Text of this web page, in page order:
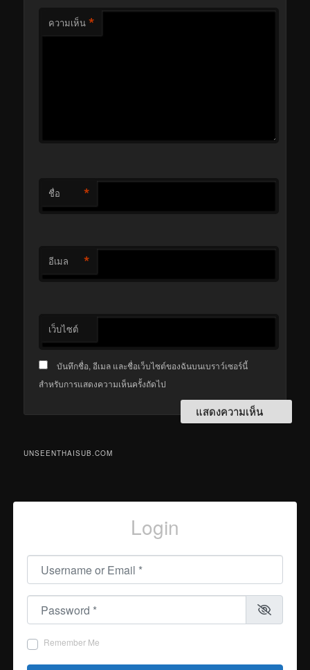
ความเห็น *
ชื่อ *
อีเมล *
เว็บไซต์
บันทึกชื่อ, อีเมล และชื่อเว็บไซต์ของฉันบนเบราว์เซอร์นี้
สำหรับการแสดงความเห็นครั้งถัดไป
UNSEENTHAISUB.COM
Login
Username or Email
Password
Remember Me